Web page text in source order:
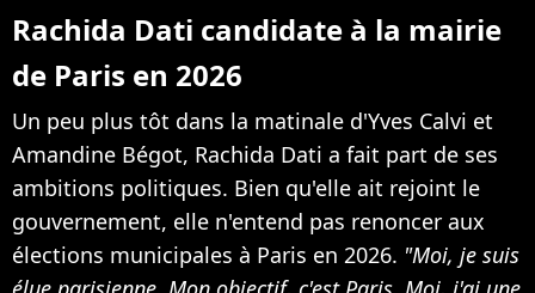
Rachida Dati candidate à la mairie
de Paris en 2026
Un peu plus tôt dans la matinale d'Yves Calvi et
Amandine Bégot, Rachida Dati a fait part de ses
ambitions politiques. Bien qu'elle ait rejoint le
gouvernement, elle n'entend pas renoncer aux
élections municipales à Paris en 2026. "Moi, je suis